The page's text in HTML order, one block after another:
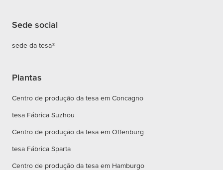
Sede social
sede da tesa®
Plantas
Centro de produção da tesa em Concagno
tesa Fábrica Suzhou
Centro de produção da tesa em Offenburg
tesa Fábrica Sparta
Centro de produção da tesa em Hamburgo